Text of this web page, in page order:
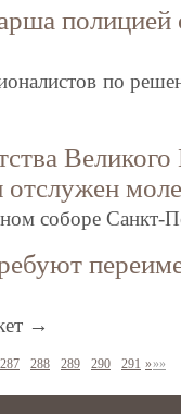
полицией
по
Великого
соборе Санкт-
→
287 288 289 290 291 »»»